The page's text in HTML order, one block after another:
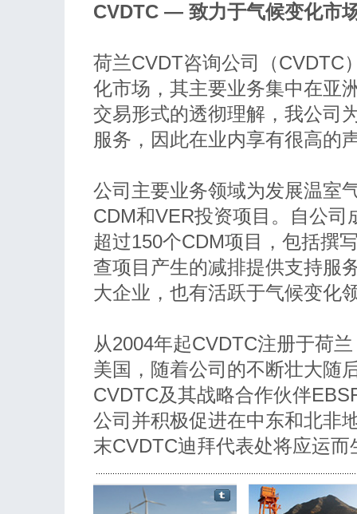
CVDTC — 致力于气候变化市
荷兰CVDT咨询公司（CVDTC
化市场，其主要业务集中在亚
交易形式的透彻理解，我公司
服务，因此在业内享有很高的
公司主要业务领域为发展温室
CDM和VER投资项目。自公
超过150个CDM项目，包括撰
查项目产生的减排提供支持服
大企业，也有活跃于气候变化
从2004年起CVDTC注册于荷
美国，随着公司的不断壮大随
CVDTC及其战略合作伙伴
公司并积极促进在中东和北非
末CVDTC迪拜代表处将应运而